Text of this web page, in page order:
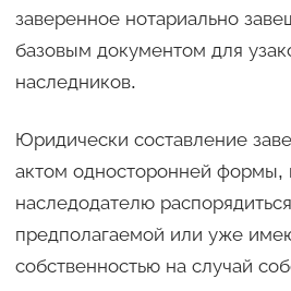
заверенное нотариально
базовым документом для
наследников.
Юридически составление
актом односторонней
наследодателю
предполагаемой или уже
собственностью на случай